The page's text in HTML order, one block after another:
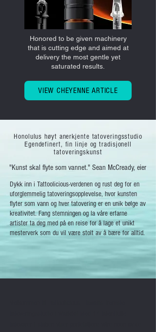
Honored to be given machinery
that is cutting edge and aimed at
delivery the most gentle yet
saturated results.
VIEW CHEYENNE ARTICLE
Honolulus høyt anerkjente tatoveringsstudio
Egendefinert, fin linje og tradisjonell
tatoveringskunst
"Kunst skal flyte som vannet." Sean McCready, eier
Dykk inn i Tattoolicious-verdenen og rust deg for en
uforglemmelig tatoveringsopplevelse, hvor kunsten
flyter som vann og hver tatovering er en unik bølge av
kreativitet. Fang stemningen og la våreerfarne
artisterta deg med på en reise for å lage et unikt
mesterverk som du vil være stolt av å bære for alltid.